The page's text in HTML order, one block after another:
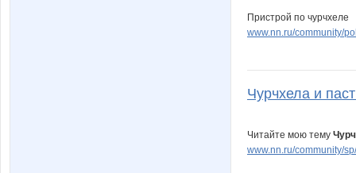
Пристрой по чурчхеле
www.nn.ru/community/
Чурчхела и
Читайте мою тему
www.nn.ru/community/